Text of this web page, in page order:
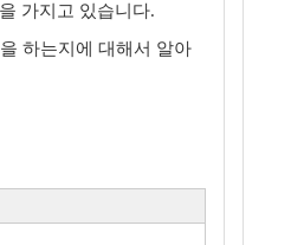
가지고 있습니다.
하는지에 대해서 알아